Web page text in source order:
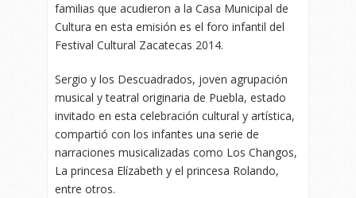
familias que acudieron a la Casa Municipal de
Cultura en esta emisión es el foro infantil del
Festival Cultural Zacatecas 2014.
Sergio y los Descuadrados, joven agrupación
musical y teatral originaria de Puebla, estado
invitado en esta celebración cultural y artística,
compartió con los infantes una serie de
narraciones musicalizadas como Los Changos,
La princesa Elízabeth y el princesa Rolando,
entre otros.